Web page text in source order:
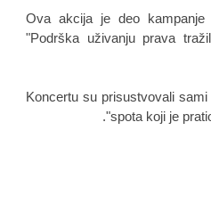
Ova akcija je deo kampanje
"Podrška uživanju prava
Koncertu su prisustvovali
spota koji je